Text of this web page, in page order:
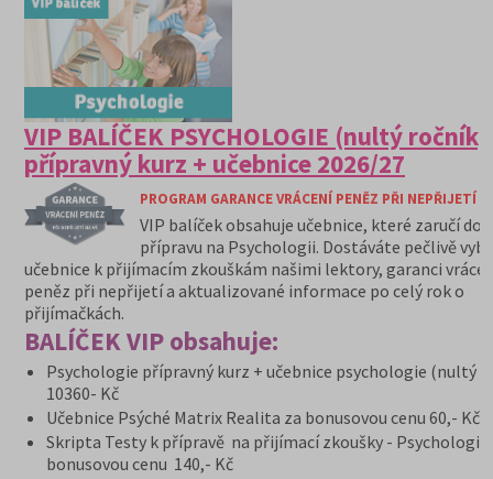
VIP BALÍČEK PSYCHOLOGIE (nultý ročník)
přípravný kurz + učebnice 2026/27
PROGRAM GARANCE VRÁCENÍ PENĚZ PŘI NEPŘIJETÍ
VIP balíček obsahuje učebnice, které zaručí
přípravu na Psychologii. Dostáváte pečlivě
učebnice k přijímacím zkouškám našimi lektory, garanci
peněz při nepřijetí a aktualizované informace po celý rok o
přijímačkách.
BALÍČEK VIP obsahuje:
Psychologie přípravný kurz + učebnice psychologie (nultý
10360- Kč
Učebnice Psýché Matrix Realita za bonusovou cenu 60,- Kč
Skripta Testy k přípravě na přijímací zkoušky - Psychologie
bonusovou cenu 140,- Kč